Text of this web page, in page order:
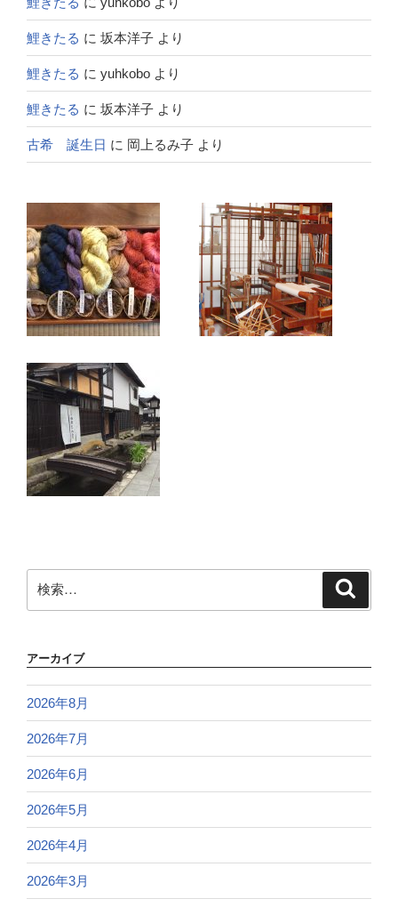
鯉きたる に 坂本洋子 より
鯉きたる に yuhkobo より
鯉きたる に 坂本洋子 より
古希 誕生日 に 岡上るみ子 より
索:
アーカイブ
2026年8月
2026年7月
2026年6月
2026年5月
2026年4月
2026年3月